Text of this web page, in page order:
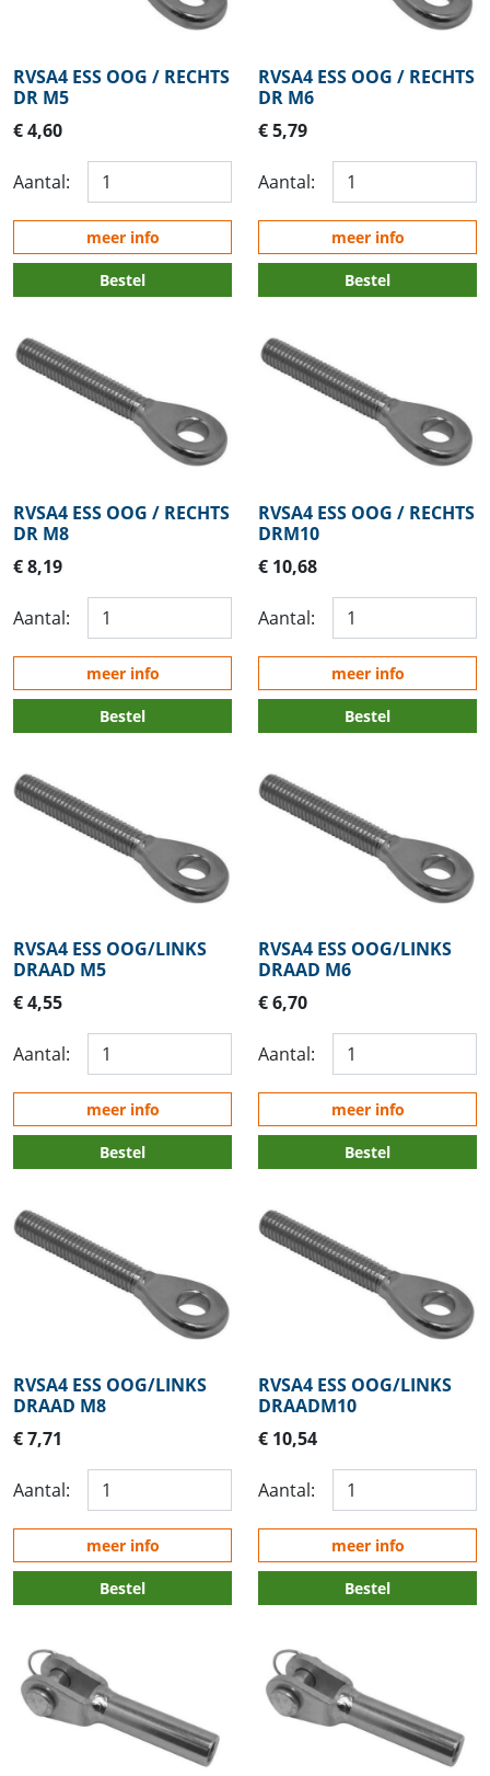
RVSA4 ESS OOG / RECHTS
DR M5
€ 4,60
Aantal:
meer info
Bestel
RVSA4 ESS OOG / RECHTS
DR M6
€ 5,79
Aantal:
meer info
Bestel
RVSA4 ESS OOG / RECHTS
DR M8
€ 8,19
Aantal:
meer info
Bestel
RVSA4 ESS OOG / RECHTS
DRM10
€ 10,68
Aantal:
meer info
Bestel
RVSA4 ESS OOG/LINKS
DRAAD M5
€ 4,55
Aantal:
meer info
Bestel
RVSA4 ESS OOG/LINKS
DRAAD M6
€ 6,70
Aantal:
meer info
Bestel
RVSA4 ESS OOG/LINKS
DRAAD M8
€ 7,71
Aantal:
meer info
Bestel
RVSA4 ESS OOG/LINKS
DRAADM10
€ 10,54
Aantal:
meer info
Bestel